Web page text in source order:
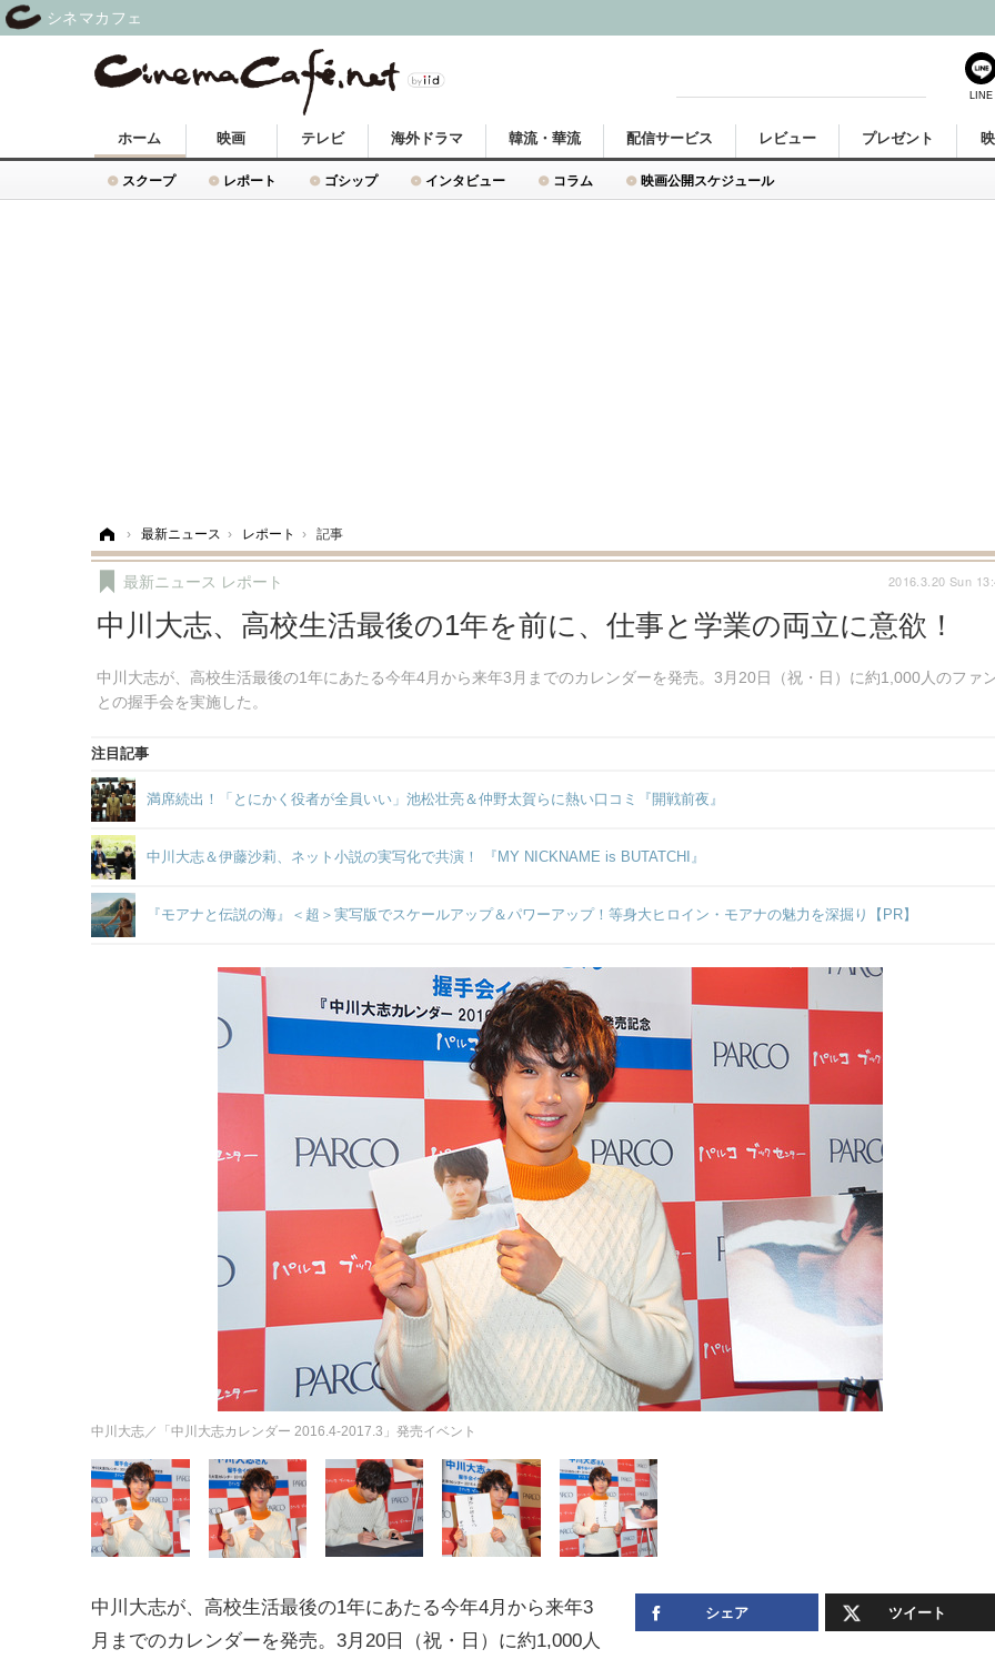
ホーム
スクープ レポート ゴシップ インタビュー コラム 映画公開スケジュール
映画 テレビ 海外ドラマ 韓流・華流 配信サービス レビュー プレゼント
› 最新ニュース › レポート › 記事
中川大志、高校生活最後の1年を前に、仕事と学業の両立に意欲！
中川大志が、高校生活最後の1年にあたる今年4月から来年3月までのカレンダーを発売。3月20日（祝・日）に約1,000人のファ
との握手会を実施した。
最新ニュース レポート 2016.3.20 Sun
注目記事
満席続出！「とにかく役者が全員いい」池松壮亮＆仲野太賀らに熱い口コミ『開戦前夜』
中川大志＆伊藤沙莉、ネット小説の実写化で共演！ 『MY NICKNAME is BUTATCHI』
『モアナと伝説の海』＜超＞実写版でスケールアップ＆パワーアップ！等身大ヒロイン・モアナの魅力を深掘り【PR】
中川大志／「中川大志カレンダー 2016.4-2017.3」発売イベント
シェア ツイート
中川大志が、高校生活最後の1年にあたる今年4月から来年3
月までのカレンダーを発売。3月20日（祝・日）に約1,000人
LINE
シネマカフェ